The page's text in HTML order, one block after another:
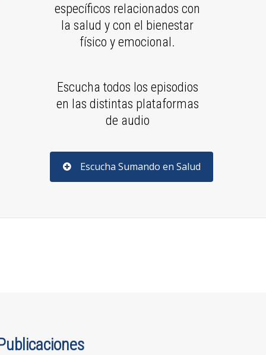
específicos relacionados con
la salud y con el bienestar
físico y emocional.
Escucha todos los episodios
en las distintas plataformas
de audio
Escucha Sumando en Salud